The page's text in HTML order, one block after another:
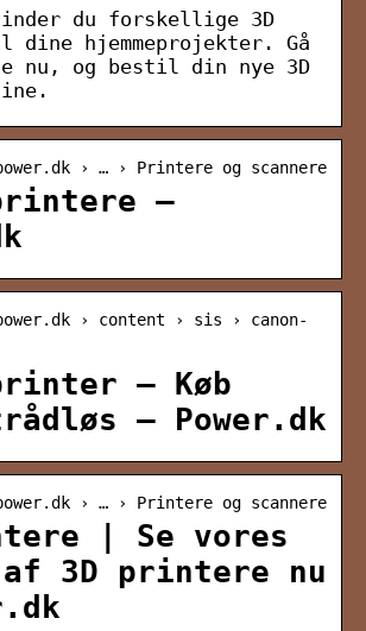
finder du forskellige 3D
hjemmeprojekter. Gå
nu, og bestil din nye 3D
› … › Printere og scannere
–
› content › sis › canon-
– Køb
– Power.dk
› … › Printere og scannere
| Se vores
3D printere nu